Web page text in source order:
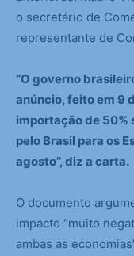
o secretário de
representante de
“O governo
anúncio, feito em 9
importação de 50%
pelo Brasil para os
agosto”, diz a carta.
O documento
impacto “muito
ambas as